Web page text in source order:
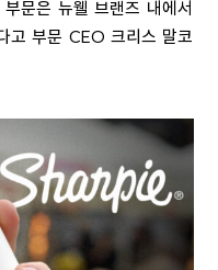
문은 뉴웰 브랜즈 내에서
고 부문 CEO 크리스 말코